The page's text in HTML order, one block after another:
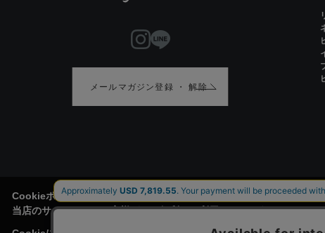
メールマガジン登録 ・ 解除
Cookieポリシー
当店のサイトには、お客様がより便利にご利用頂けるように、